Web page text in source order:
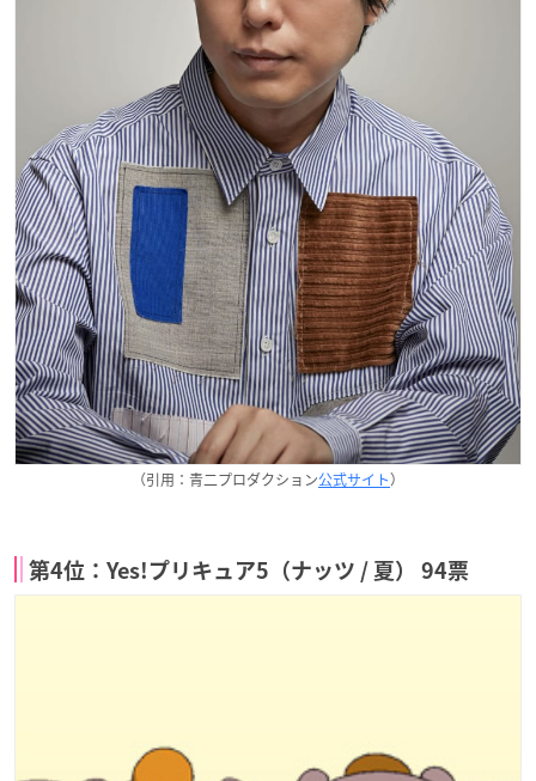
（引用：青二プロダクション公式サイト）
第4位：Yes!プリキュア5（ナッツ / 夏） 94票